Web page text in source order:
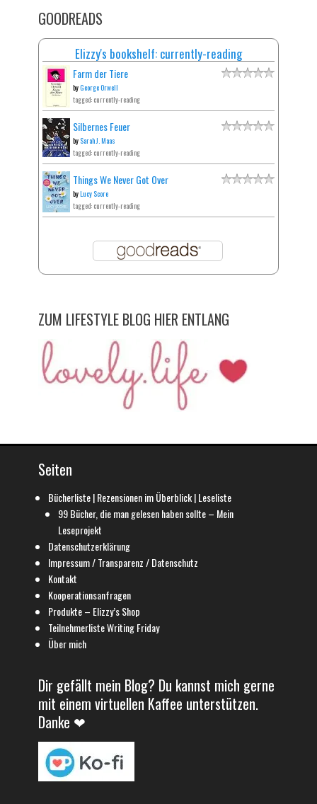
GOODREADS
Elizzy's bookshelf: currently-reading
Farm der Tiere
byGeorge Orwell
tagged: currently-reading
Silbernes Feuer
by Sarah J. Maas
tagged: currently-reading
Things We Never Got Over
byLucy Score
tagged: currently-reading
ZUM LIFESTYLE BLOG HIER ENTLANG
Seiten
Bücherliste | Rezensionen im Überblick | Leseliste
99 Bücher, die man gelesen haben sollte – Mein
Leseprojekt
Datenschutzerklärung
Impressum / Transparenz / Datenschutz
Kontakt
Kooperationsanfragen
Produkte – Elizzy’s Shop
Teilnehmerliste Writing Friday
Über mich
Dir gefällt mein Blog? Du kannst mich gerne
mit einem virtuellen Kaffee unterstützen.
Danke ❤